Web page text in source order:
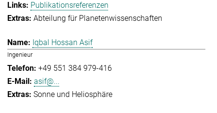
Publikationsreferenzen
Abteilung für Planetenwissenschaften
Iqbal Hossan Asif
Ingenieur
+49 551 384 979-416
asif@...
Sonne und Heliosphäre